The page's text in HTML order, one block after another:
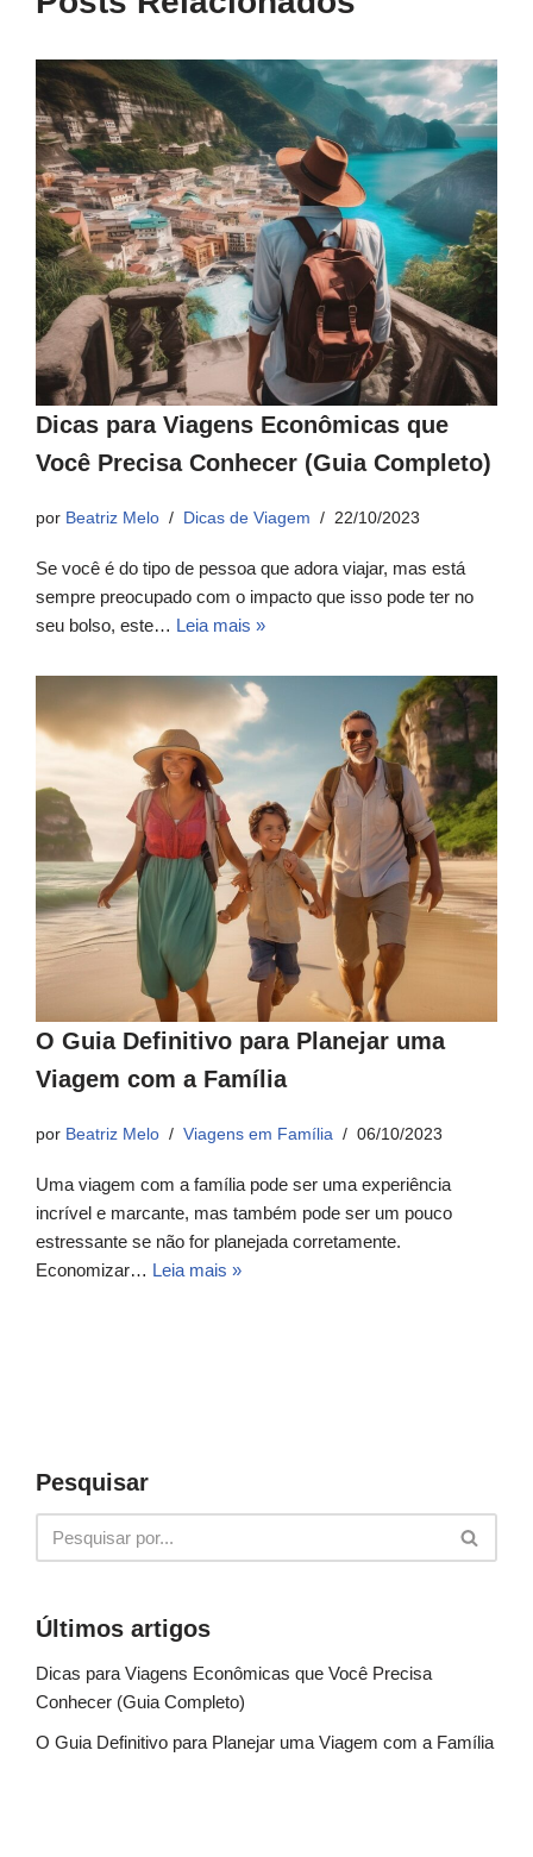
Dicas para Viagens Econômicas que
Você Precisa Conhecer (Guia Completo)
por Beatriz Melo Dicas de Viagem 22/10/2023
Se você é do tipo de pessoa que adora viajar, mas está
sempre preocupado com o impacto que isso pode ter no
seu bolso, este… Leia mais »
O Guia Definitivo para Planejar uma
Viagem com a Família
por Beatriz Melo Viagens em Família 06/10/2023
Uma viagem com a família pode ser uma experiência
incrível e marcante, mas também pode ser um pouco
estressante se não for planejada corretamente.
Economizar… Leia mais »
Pesquisar
Últimos artigos
Dicas para Viagens Econômicas que Você Precisa
Conhecer (Guia Completo)
O Guia Definitivo para Planejar uma Viagem com a Família